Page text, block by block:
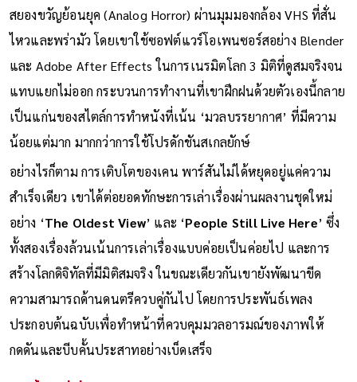
‘ไม่น่าไว้วางใจที่แสนคุ้นเคย’ มาผสมผสานกับสุนทรียภาพแบบ
สยองขวัญย้อนยุค (Analog Horror) ผ่านมุมมองกล้อง VHS ที่สั่น
ไหวและพร่ามัว โดยเขาใช้ซอฟต์แวร์โอเพนซอร์สอย่าง Blender
และ Adobe After Effects ในการเนรมิตโลก 3 มิติที่ดูสมจริงจน
แทบแยกไม่ออก กระบวนการทำงานที่เขาฝึกฝนด้วยตัวเองนี้กลาย
เป็นแก่นของสไตล์การทำหนังที่เน้น ‘มวลบรรยากาศ’ ที่มีความ
น้อยแต่มาก มากกว่าการใช้โปรดักชันสเกลยักษ์
อย่างไรก็ตาม การเติบโตของเคน พาร์สันไม่ได้หยุดอยู่แค่ความ
สำเร็จเดียว เขาได้ต่อยอดทักษะการเล่าเรื่องผ่านผลงานชุดใหม่
อย่าง ‘The Oldest View’ และ ‘People Still Live Here’ ซึ่ง
ทั้งสองเรื่องล้วนเน้นการเล่าเรื่องแบบค่อยเป็นค่อยไป และการ
สร้างโลกดิจิทัลที่มีมิติสมจริง ในขณะเดียวกันเขายังพัฒนาขีด
ความสามารถด้านดนตรีควบคู่กันไป โดยการประพันธ์เพลง
ประกอบต้นฉบับเพื่อทำหน้าที่ควบคุมมวลอารมณ์ของภาพให้